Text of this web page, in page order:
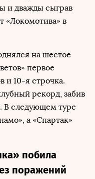
и дважды сыграв
«Локомотива» в
на шестое
первое
и 10-я строчка.
рекорд, забив
В следующем туре
а «Спартак»
побила
поражений